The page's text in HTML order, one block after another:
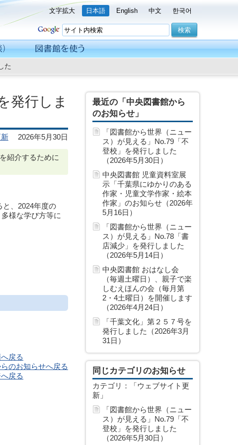
文字拡大 日本語 English 中文 한국어
た
発行しま
2026年5月30日
紹介するために
、2024年度の
様な学び方等に
戻る
のお知らせへ戻る
戻る
最近の「中央図書館から
のお知らせ」
「図書館から世界（ニュー
ス）が見える」No.79「不
登校」を発行しました
（2026年5月30日）
中央図書館 児童資料室展
示「千葉県にゆかりのある
作家・児童文学作家・絵本
作家」のお知らせ（2026年
5月16日）
「図書館から世界（ニュー
ス）が見える」No.78「書
店減少」を発行しました
（2026年5月14日）
中央図書館 おはなし会
（毎週土曜日）、親子で楽
しむえほんの会（毎月第
2・4土曜日）を開催します
（2026年4月24日）
「千葉文化」第２５７号を
発行しました（2026年3月
31日）
同じカテゴリのお知らせ
カテゴリ：「ウェブサイト更
新」
「図書館から世界（ニュー
ス）が見える」No.79「不
登校」を発行しました
（2026年5月30日）